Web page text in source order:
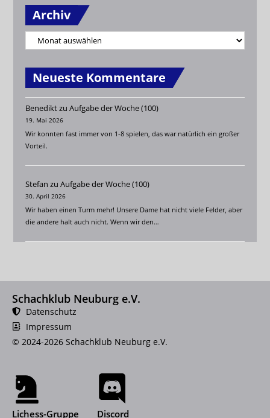
Archiv
Neueste Kommentare
BenediktzuAufgabe der Woche (100)
19. Mai 2026
Wir konnten fast immer von 1-8 spielen, das war natürlich ein großer
Vorteil.
Stefan zuAufgabe der Woche (100)
30. April 2026
Wir haben einen Turm mehr! Unsere Dame hat nicht viele Felder, aber
die andere halt auch nicht. Wenn wir den…
Schachklub Neuburg e.V.
Datenschutz
Impressum
© 2024-2026 Schachklub Neuburg e.V.
Lichess-Gruppe Discord